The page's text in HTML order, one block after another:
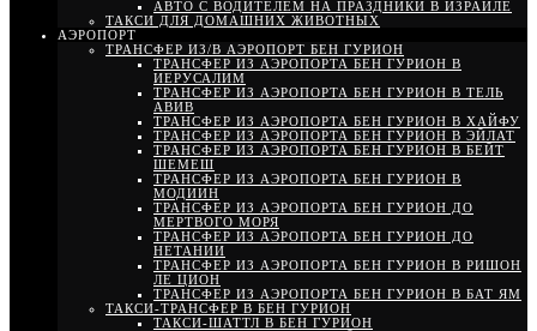
АВТО С ВОДИТЕЛЕМ НА ПРАЗДНИКИ В ИЗРАИЛЕ
ТАКСИ ДЛЯ ДОМАШНИХ ЖИВОТНЫХ
АЭРОПОРТ
ТРАНСФЕР ИЗ/В АЭРОПОРТ БЕН ГУРИОН
ТРАНСФЕР ИЗ АЭРОПОРТА БЕН ГУРИОН В
ИЕРУСАЛИМ
ТРАНСФЕР ИЗ АЭРОПОРТА БЕН ГУРИОН В ТЕЛЬ
АВИВ
ТРАНСФЕР ИЗ АЭРОПОРТА БЕН ГУРИОН В ХАЙФУ
ТРАНСФЕР ИЗ АЭРОПОРТА БЕН ГУРИОН В ЭЙЛАТ
ТРАНСФЕР ИЗ АЭРОПОРТА БЕН ГУРИОН В БЕЙТ
ШЕМЕШ
ТРАНСФЕР ИЗ АЭРОПОРТА БЕН ГУРИОН В
МОДИИН
ТРАНСФЕР ИЗ АЭРОПОРТА БЕН ГУРИОН ДО
МЕРТВОГО МОРЯ
ТРАНСФЕР ИЗ АЭРОПОРТА БЕН ГУРИОН ДО
НЕТАНИИ
ТРАНСФЕР ИЗ АЭРОПОРТА БЕН ГУРИОН В РИШОН
ЛЕ ЦИОН
ТРАНСФЕР ИЗ АЭРОПОРТА БЕН ГУРИОН В БАТ ЯМ
ТАКСИ-ТРАНСФЕР В БЕН ГУРИОН
ТАКСИ-ШАТТЛ В БЕН ГУРИОН